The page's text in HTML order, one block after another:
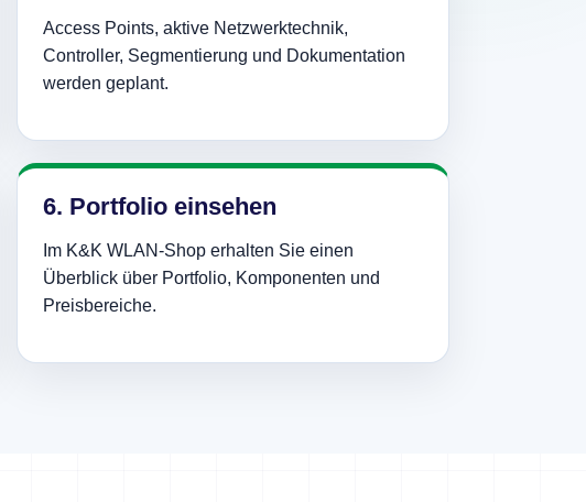
Access Points, aktive Netzwerktechnik,
Controller, Segmentierung und Dokumentation
werden geplant.
6. Portfolio einsehen
Im K&K WLAN-Shop erhalten Sie einen
Überblick über Portfolio, Komponenten und
Preisbereiche.